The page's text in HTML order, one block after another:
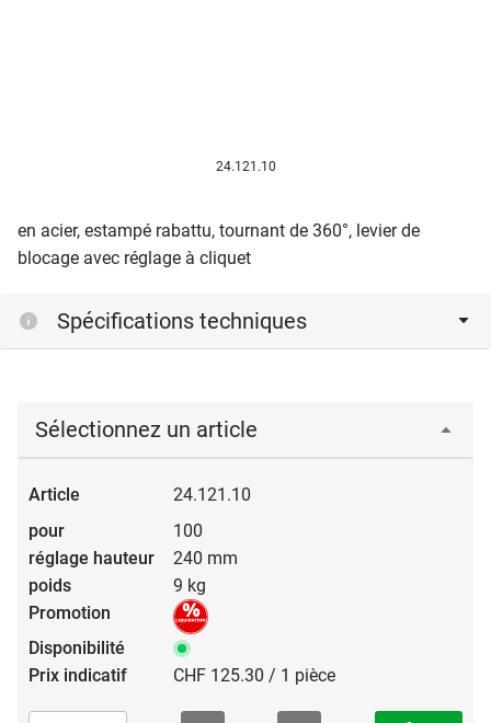
24.121.10
en acier, estampé rabattu, tournant de 360°, levier de
blocage avec réglage à cliquet
Spécifications techniques
Sélectionnez un article
24.121.10
100
240 mm
9 kg
CHF 125.30 / 1 pièce